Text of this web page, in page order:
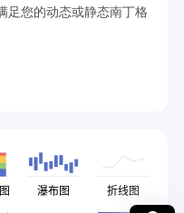
足您的动态或静态南丁格